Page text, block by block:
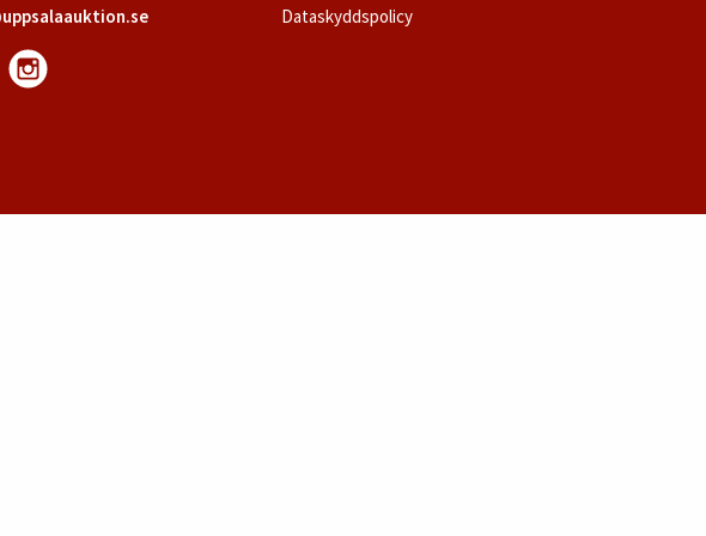
Dataskyddspolicy